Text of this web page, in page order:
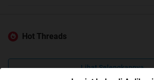
Hot Threads
Lihat Selengkapnya